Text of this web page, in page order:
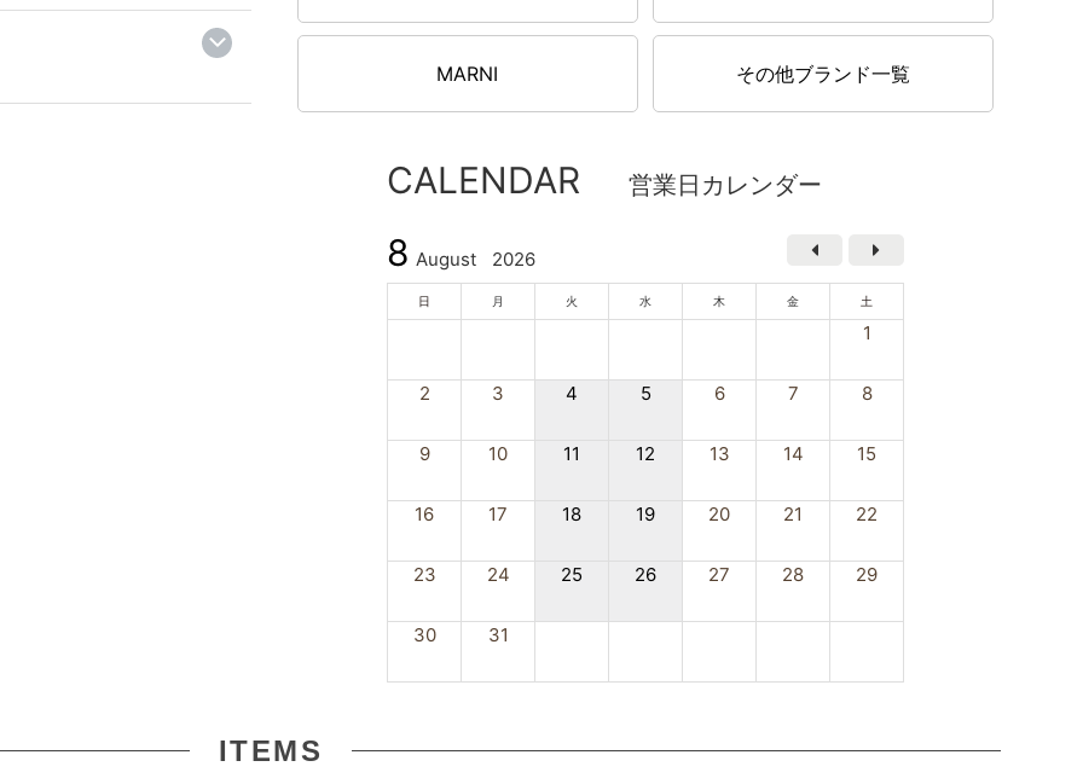
MARNI その他ブランド一覧
CALENDAR 営業日カレンダー
8 August 2026
日 月 火 水 木 金 土
1
2 3 4 5 6 7 8
9 10 11 12 13 14 15
16 17 18 19 20 21 22
23 24 25 26 27 28 29
30 31
ITEMS